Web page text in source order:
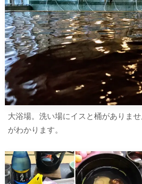
大浴場。洗い場にイスと桶がありま
がわかります。